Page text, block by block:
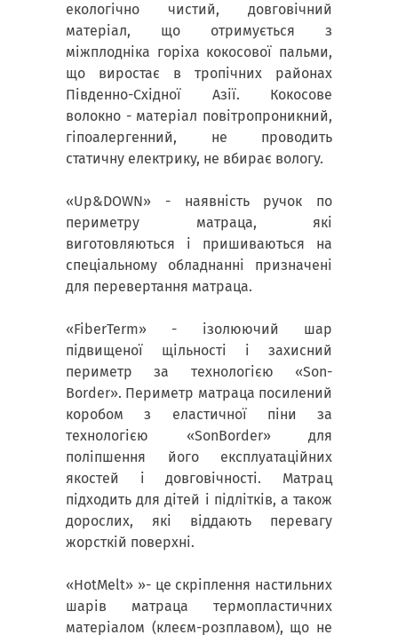
екологічно чистий, довговічний
матеріал, що отримується з
міжплодніка горіха кокосової пальми,
що виростає в тропічних районах
Південно-Східної Азії. Кокосове
волокно - матеріал повітропроникний,
гіпоалергенний, не проводить
статичну електрику, не вбирає вологу.
«Up&DOWN» - наявність ручок по
периметру матраца, які
виготовляються і пришиваються на
спеціальному обладнанні призначені
для перевертання матраца.
«FiberTerm» - ізолюючий шар
підвищеної щільності і захисний
периметр за технологією «Son-
Border». Периметр матраца посилений
коробом з еластичної піни за
технологією «SonBorder» для
поліпшення його експлуатаційних
якостей і довговічності. Матрац
підходить для дітей і підлітків, а також
дорослих, які віддають перевагу
жорсткій поверхні.
«НоtМеlt» »- це скріплення настильних
шарів матраца термопластичних
матеріалом (клеєм-розплавом), що не